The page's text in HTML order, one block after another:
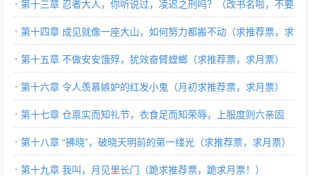
第十三章 忍者大人，你听说过，凌迟之刑吗？（改书名啦，不要
认错！）
第十四章 成见就像一座大山，如何努力都搬不动（求推荐票，求
月票！）
第十五章 不做安安饿殍，犹效奋臂螳螂（求推荐票，求月票）
第十六章 令人羡慕嫉妒的红发小鬼（月初求推荐票，求月票）
第十七章 仓禀实而知礼节，衣食足而知荣辱，上服度则六亲固
（求月票）
第十八章 “拂晓”，破晓天明前的第一缕光（求推荐票，求月票）
第十九章 我叫，月见里长门（跪求推荐票，跪求月票！）